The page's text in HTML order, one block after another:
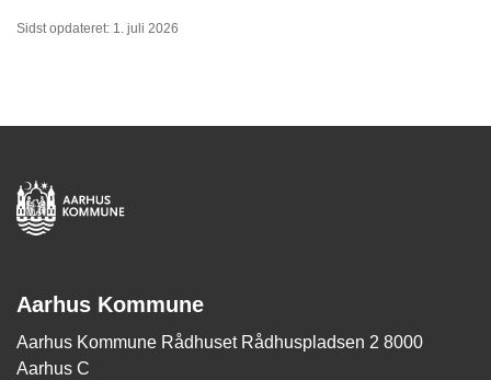
Sidst opdateret: 1. juli 2026
Aarhus Kommune
Aarhus Kommune Rådhuset Rådhuspladsen 2 8000
Aarhus C